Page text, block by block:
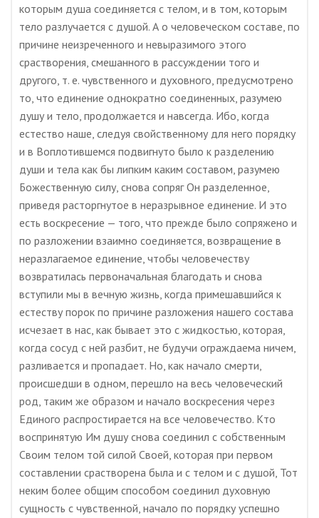
которым душа соединяется с телом, и в том, которым
тело разлучается с душой. А о человеческом составе, по
причине неизреченного и невыразимого этого
срастворения, смешанного в рассуждении того и
другого, т. е. чувственного и духовного, предусмотрено
то, что единение однократно соединенных, разумею
душу и тело, продолжается и навсегда. Ибо, когда
естество наше, следуя свойственному для него порядку
и в Воплотившемся подвигнуто было к разделению
души и тела как бы липким каким составом, разумею
Божественную силу, снова сопряг Он разделенное,
приведя расторгнутое в неразрывное единение. И это
есть воскресение — того, что прежде было сопряжено и
по разложении взаимно соединяется, возвращение в
неразлагаемое единение, чтобы человечеству
возвратилась первоначальная благодать и снова
вступили мы в вечную жизнь, когда примешавшийся к
естеству порок по причине разложения нашего состава
исчезает в нас, как бывает это с жидкостью, которая,
когда сосуд с ней разбит, не будучи ограждаема ничем,
разливается и пропадает. Но, как начало смерти,
происшедши в одном, перешло на весь человеческий
род, таким же образом и начало воскресения через
Единого распростирается на все человечество. Кто
воспринятую Им душу снова соединил с собственным
Своим телом той силой Своей, которая при первом
составлении срастворена была и с телом и с душой, Тот
неким более общим способом соединил духовную
сущность с чувственной, начало по порядку успешно